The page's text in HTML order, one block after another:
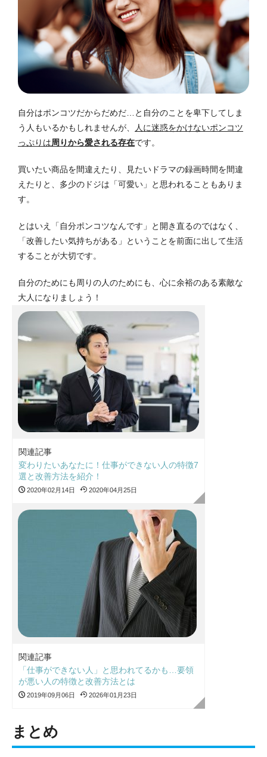
自分はポンコツだからだめだ…と自分のことを卑下してしま
う人もいるかもしれませんが、
人に迷惑をかけないポンコツ
っぷりは周りから愛される存在です。
買いたい商品を間違えたり、見たいドラマの録画時間を間違
えたりと、多少のドジは「可愛い」と思われることもありま
す。
とはいえ「自分ポンコツなんです」と開き直るのではなく、
「改善したい気持ちがある」ということを前面に出して生活
することが大切です。
自分のためにも周りの人のためにも、心に余裕のある素敵な
大人になりましょう！
関連記事
変わりたいあなたに！仕事ができない人の特徴7
選と改善方法を紹介！
2020年02月14日 2020年04月25日
関連記事
「仕事ができない人」と思われてるかも…要領
が悪い人の特徴と改善方法とは
2019年09月06日 2026年01月23日
まとめ